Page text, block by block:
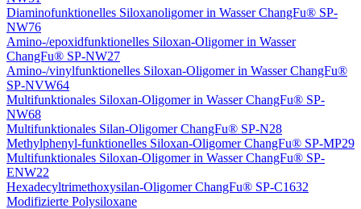
Diaminofunktionelles Siloxanoligomer in Wasser ChangFu® SP-
NW76
Amino-/epoxidfunktionelles Siloxan-Oligomer in Wasser
ChangFu® SP-NW27
Amino-/vinylfunktionelles Siloxan-Oligomer in Wasser ChangFu®
SP-NVW64
Multifunktionales Siloxan-Oligomer in Wasser ChangFu® SP-
NW68
Multifunktionales Silan-Oligomer ChangFu® SP-N28
Methylphenyl-funktionelles Siloxan-Oligomer ChangFu® SP-MP29
Multifunktionales Siloxan-Oligomer in Wasser ChangFu® SP-
ENW22
Hexadecyltrimethoxysilan-Oligomer ChangFu® SP-C1632
Modifizierte Polysiloxane